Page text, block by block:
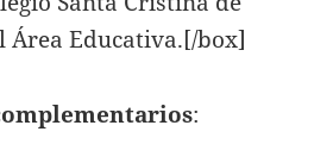
Área Educativa.[/box]
: